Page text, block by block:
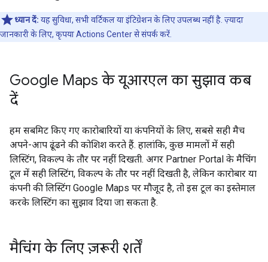
ध्यान दें: यह सुविधा, सभी वर्टिकल या इंटिग्रेशन के लिए उपलब्ध नहीं है. ज़्यादा
जानकारी के लिए, कृपया Actions Center से संपर्क करें.
Google Maps के यूआरएल का सुझाव कब
दें
हम सबमिट किए गए कारोबारियों या कंपनियों के लिए, सबसे सही मैच
अपने-आप ढूंढने की कोशिश करते हैं. हालांकि, कुछ मामलों में सही
लिस्टिंग, विकल्प के तौर पर नहीं दिखती. अगर Partner Portal के मैचिंग
टूल में सही लिस्टिंग, विकल्प के तौर पर नहीं दिखती है, लेकिन कारोबार या
कंपनी की लिस्टिंग Google Maps पर मौजूद है, तो इस टूल का इस्तेमाल
करके लिस्टिंग का सुझाव दिया जा सकता है.
मैचिंग के लिए ज़रूरी शर्तें